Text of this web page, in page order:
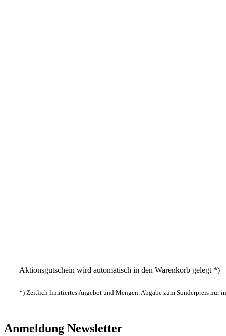
Aktionsgutschein wird automatisch in den Warenkorb gelegt *)
*) Zeitlich limitiertes Angebot und Mengen. Abgabe zum Sonderpreis nur
Anmeldung Newsletter